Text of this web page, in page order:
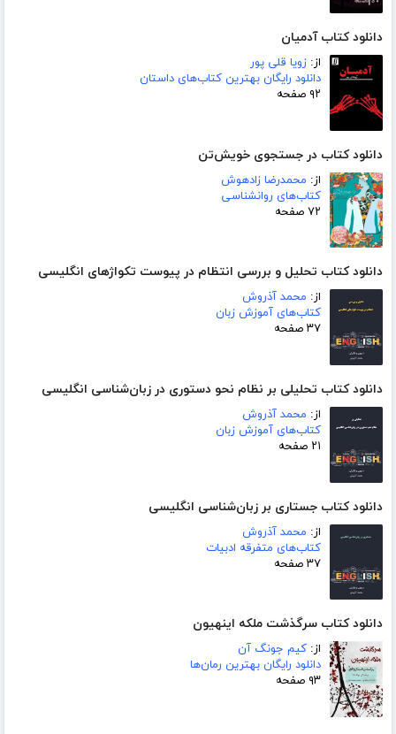
دانلود کتاب آدمیان
از: زویا قلی پور
دانلود رایگان بهترین کتاب‌های داستان
۹۲ صفحه
دانلود کتاب در جستجوی خویش‌تن
از: محمدرضا زادهوش
کتاب‌های روانشناسی
۷۲ صفحه
دانلود کتاب تحلیل و بررسی انتظام در پیوست تکواژهای انگلیسی
از: محمد آذروش
کتاب‌های آموزش زبان
۳۷ صفحه
دانلود کتاب تحلیلی بر نظام نحو دستوری در زبان‌شناسی انگلیسی
از: محمد آذروش
کتاب‌های آموزش زبان
۲۱ صفحه
دانلود کتاب جستاری بر زبان‌شناسی انگلیسی
از: محمد آذروش
کتاب‌های متفرقه ادبیات
۳۷ صفحه
دانلود کتاب سرگذشت ملکه اینهیون
از: کیم جونگ آن
دانلود رایگان بهترین رمان‌ها
۹۳ صفحه